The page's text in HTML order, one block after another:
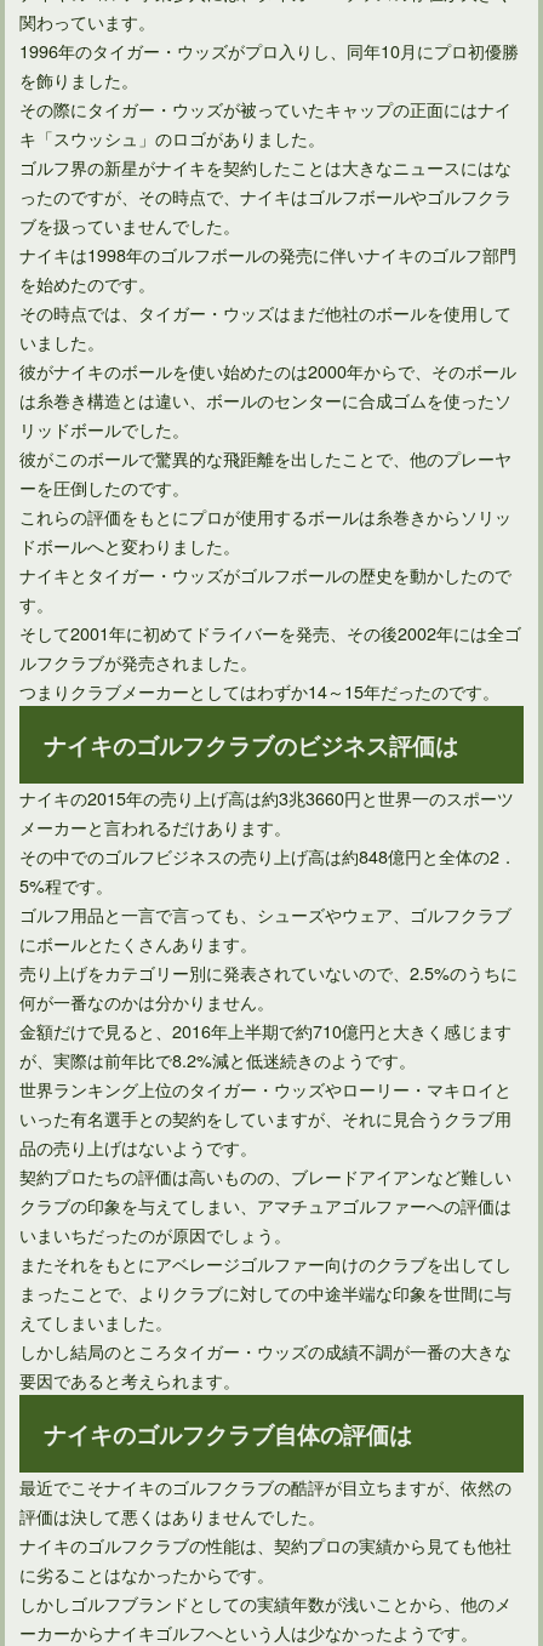
アイアンのスチールシャフトを比較して必要なものが分かる？
ドライバーのロフト角度は9．5度にすれば飛距離が伸びる？
ハイブリッドとユーティリティの種類の違いと今後について
ドライバーについているカチャカチャの仕組みと使い勝手
関わっています。
1996年のタイガー・ウッズがプロ入りし、同年10月にプロ初優勝
を飾りました。
その際にタイガー・ウッズが被っていたキャップの正面にはナイ
キ「スウッシュ」のロゴがありました。
ゴルフ界の新星がナイキを契約したことは大きなニュースにはな
ったのですが、その時点で、ナイキはゴルフボールやゴルフクラ
ブを扱っていませんでした。
ナイキは1998年のゴルフボールの発売に伴いナイキのゴルフ部門
を始めたのです。
その時点では、タイガー・ウッズはまだ他社のボールを使用して
いました。
彼がナイキのボールを使い始めたのは2000年からで、そのボール
は糸巻き構造とは違い、ボールのセンターに合成ゴムを使ったソ
リッドボールでした。
彼がこのボールで驚異的な飛距離を出したことで、他のプレーヤ
ーを圧倒したのです。
これらの評価をもとにプロが使用するボールは糸巻きからソリッ
ドボールへと変わりました。
ナイキとタイガー・ウッズがゴルフボールの歴史を動かしたので
す。
そして2001年に初めてドライバーを発売、その後2002年には全ゴ
ルフクラブが発売されました。
つまりクラブメーカーとしてはわずか14～15年だったのです。
ナイキのゴルフクラブのビジネス評価は
ナイキの2015年の売り上げ高は約3兆3660円と世界一のスポーツ
メーカーと言われるだけあります。
その中でのゴルフビジネスの売り上げ高は約848億円と全体の2．
5%程です。
ゴルフ用品と一言で言っても、シューズやウェア、ゴルフクラブ
にボールとたくさんあります。
売り上げをカテゴリー別に発表されていないので、2.5%のうちに
何が一番なのかは分かりません。
金額だけで見ると、2016年上半期で約710億円と大きく感じます
が、実際は前年比で8.2%減と低迷続きのようです。
世界ランキング上位のタイガー・ウッズやローリー・マキロイと
いった有名選手との契約をしていますが、それに見合うクラブ用
品の売り上げはないようです。
契約プロたちの評価は高いものの、ブレードアイアンなど難しい
クラブの印象を与えてしまい、アマチュアゴルファーへの評価は
いまいちだったのが原因でしょう。
またそれをもとにアベレージゴルファー向けのクラブを出してし
まったことで、よりクラブに対しての中途半端な印象を世間に与
えてしまいました。
しかし結局のところタイガー・ウッズの成績不調が一番の大きな
要因であると考えられます。
ナイキのゴルフクラブ自体の評価は
最近でこそナイキのゴルフクラブの酷評が目立ちますが、依然の
評価は決して悪くはありませんでした。
ナイキのゴルフクラブの性能は、契約プロの実績から見ても他社
に劣ることはなかったからです。
しかしゴルフブランドとしての実績年数が浅いことから、他のメ
ーカーからナイキゴルフへという人は少なかったようです。